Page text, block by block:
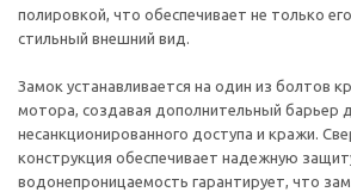
полировкой, что обеспечивает не только
стильный внешний вид.
Замок устанавливается на один из болтов
мотора, создавая дополнительный барьер
несанкционированного доступа и кражи.
конструкция обеспечивает надежную
водонепроницаемость гарантирует, что